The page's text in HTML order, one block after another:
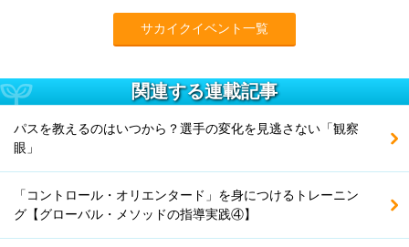
サカイクイベント一覧
関連する連載記事
パスを教えるのはいつから？選手の変化を見逃さない「観察
眼」
「コントロール・オリエンタード」を身につけるトレーニン
グ【グローバル・メソッドの指導実践④】